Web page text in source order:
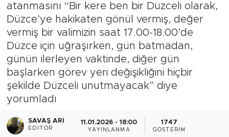
atanmasını “Bir kere ben bir Düzceli olarak,
Düzce’ye hakikaten gönül vermiş, değer
vermiş bir valimizin saat 17.00-18.00’de
Düzce için uğraşırken, gün batmadan,
günün ilerleyen vaktinde, diğer gün
başlarken görev yeri değişikliğini hiçbir
şekilde Düzceli unutmayacak” diye
yorumladı
SAVAŞ ARI
EDITÖR
11.01.2026 - 18:00
YAYINLANMA
1747
GÖSTERIM